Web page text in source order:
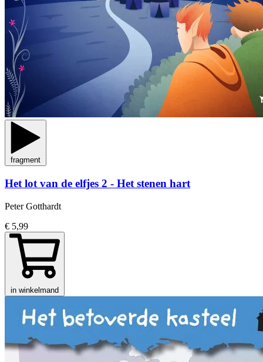
fragment
Het lot van de elfjes 2 - Het stenen hart
Peter Gotthardt
€ 5,99
in winkelmand